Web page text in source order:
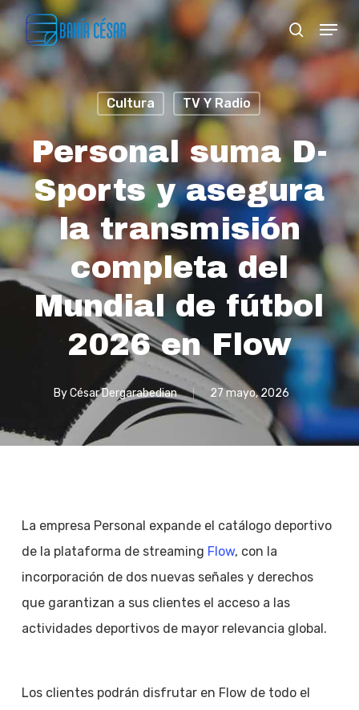
Skip
main
content
search
Menu
Cultura TV Y Radio
Personal suma D-
Sports y asegura
la transmisión
completa del
Mundial de fútbol
2026 en Flow
ByCésar Dergarabedian 27 mayo, 2026
La empresa Personal expande el catálogo deportivo
de la plataforma de streaming Flow, con la
incorporación de dos nuevas señales y derechos
que garantizan a sus clientes el acceso a las
actividades deportivos de mayor relevancia global.
Los clientes podrán disfrutar en Flow de todo el
Close